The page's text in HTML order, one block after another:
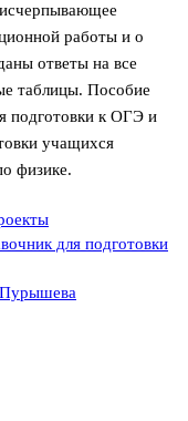
работы и о
ответы на все
таблицы. Пособие
подготовки к ОГЭ и
учащихся
физике.
для подготовки
Пурышева